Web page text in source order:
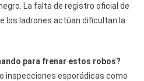
La falta de registro oficial de
los ladrones actúan dificultan la
para frenar estos robos?
inspecciones esporádicas como